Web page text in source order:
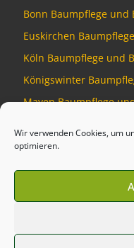
Wir verwenden Cookies, um
optimieren.
Bonn Baumpflege und
Euskirchen
Köln Baumpflege und
Königswinter
Mayen Baumpflege
Baumdienst